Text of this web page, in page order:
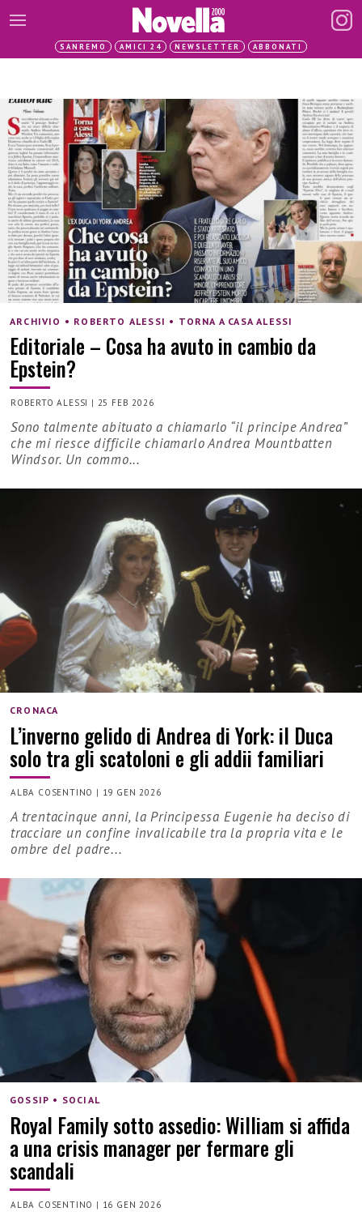
SANREMO AMICI 24 NEWSLETTER ABBONATI
ARCHIVIO • ROBERTO ALESSI • TORNA A CASA ALESSI
Editoriale – Cosa ha avuto in cambio da
Epstein?
ROBERTO ALESSI | 25 FEB 2026
Sono talmente abituato a chiamarlo “il principe Andrea”
che mi riesce difficile chiamarlo Andrea Mountbatten
Windsor. Un commo...
CRONACA
L’inverno gelido di Andrea di York: il Duca
solo tra gli scatoloni e gli addii familiari
ALBA COSENTINO | 19 GEN 2026
A trentacinque anni, la Principessa Eugenie ha deciso di
tracciare un confine invalicabile tra la propria vita e le
ombre del padre...
GOSSIP • SOCIAL
Royal Family sotto assedio: William si affida
a una crisis manager per fermare gli
scandali
ALBA COSENTINO | 16 GEN 2026